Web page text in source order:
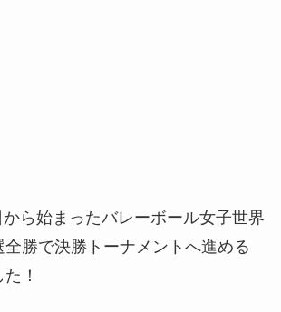
ら始まったバレーボール女子世界
勝で決勝トーナメントへ進める
！